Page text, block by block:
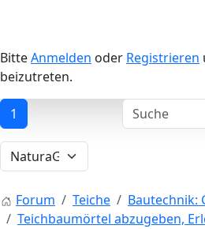
BitteAnmelden oder Registrieren
beizutreten.
1
Forum
Teiche
Bautechnik:
Teichbaumörtel abzugeben,